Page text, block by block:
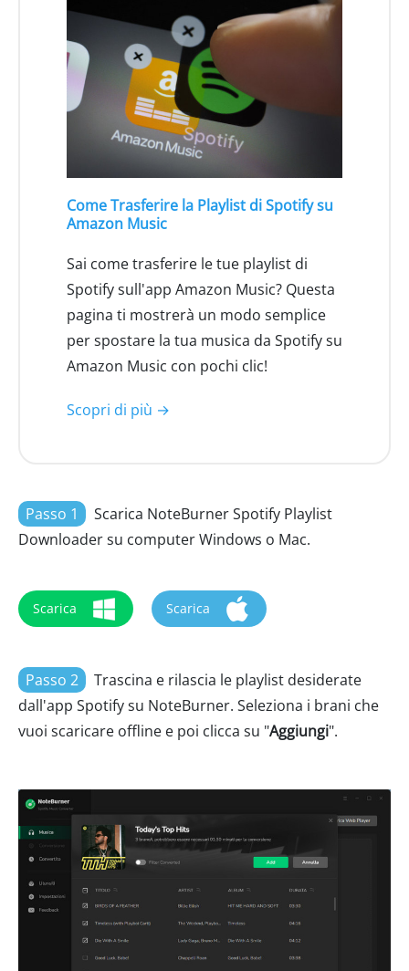
Come Trasferire la Playlist di Spotify su
Amazon Music
Sai come trasferire le tue playlist di
Spotify sull'app Amazon Music? Questa
pagina ti mostrerà un modo semplice
per spostare la tua musica da Spotify su
Amazon Music con pochi clic!
Scopri di più →
Passo 1
Scarica NoteBurner Spotify Playlist
Downloader su computer Windows o Mac.
Scarica Scarica
Passo 2
Trascina e rilascia le playlist desiderate
dall'app Spotify su NoteBurner. Seleziona i brani che
vuoi scaricare offline e poi clicca su "Aggiungi".